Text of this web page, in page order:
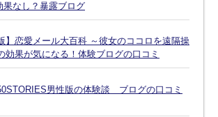
果なし？暴露ブログ
】恋愛メール大百科 ～彼女のココロを遠隔操
効果が気になる！体験ブログの口コミ
男性版の体験談 ブログの口コミ